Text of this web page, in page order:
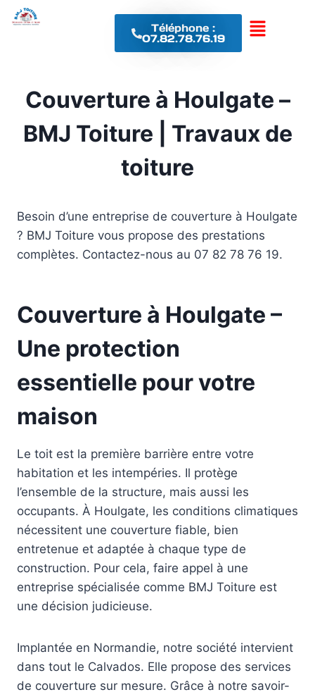
Téléphone :
07.82.78.76.19
Couverture à Houlgate –
BMJ Toiture | Travaux de
toiture
Besoin d’une entreprise de couverture à Houlgate
? BMJ Toiture vous propose des prestations
complètes. Contactez-nous au 07 82 78 76 19.
Couverture à Houlgate –
Une protection
essentielle pour votre
maison
Le toit est la première barrière entre votre
habitation et les intempéries. Il protège
l’ensemble de la structure, mais aussi les
occupants. À Houlgate, les conditions climatiques
nécessitent une couverture fiable, bien
entretenue et adaptée à chaque type de
construction. Pour cela, faire appel à une
entreprise spécialisée comme BMJ Toiture est
une décision judicieuse.
Implantée en Normandie, notre société intervient
dans tout le Calvados. Elle propose des services
de couverture sur mesure. Grâce à notre savoir-